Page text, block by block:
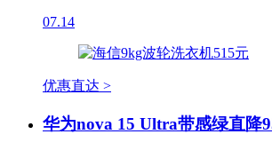
07.14
优惠直达 >
华为nova 15 Ultra带感绿直降